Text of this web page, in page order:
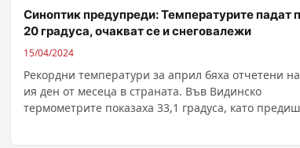
Синоптик предупреди: Температурите падат
20 градуса, очакват се и снеговалежи
15/04/2024
Рекордни температури за април бяха отчетени
ия ден от месеца в страната. Във Видинско
термометрите показаха 33,1 градуса, като